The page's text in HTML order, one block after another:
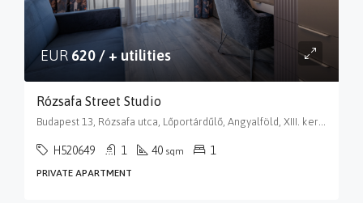
EUR 620 / + utilities
Rózsafa Street Studio
Budapest 13, Rózsafa utca, Lőportárdűlő, Angyalföld, XIII. kerület, Budapest, Közép-Magyarország, 1134, Magyarország
H520649 1 40 sqm 1
PRIVATE APARTMENT